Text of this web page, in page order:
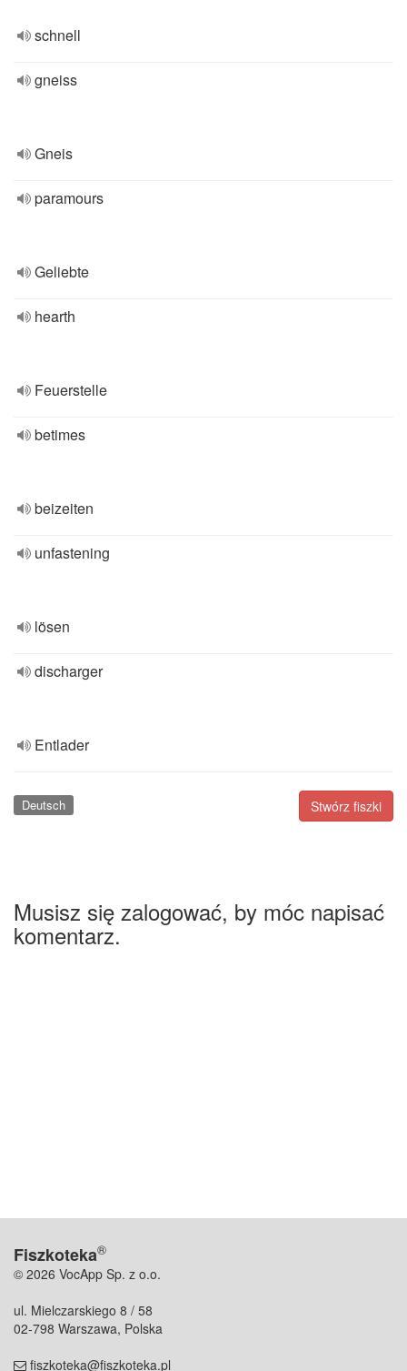
schnell
gneiss
Gneis
paramours
Geliebte
hearth
Feuerstelle
betimes
beizeiten
unfastening
lösen
discharger
Entlader
Stwórz fiszki
Deutsch
Musisz się zalogować, by móc napisać
komentarz.
Fiszkoteka®
© 2026 VocApp Sp. z o.o.
ul. Mielczarskiego 8 / 58
02-798 Warszawa, Polska
fiszkoteka@fiszkoteka.pl